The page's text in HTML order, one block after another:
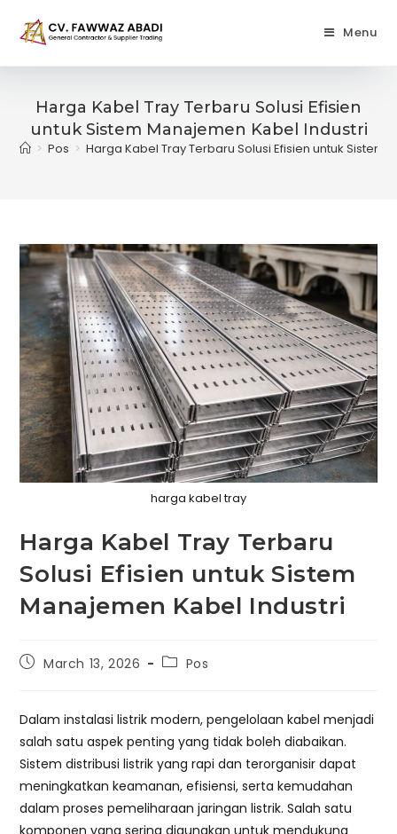
Menu
Harga Kabel Tray Terbaru Solusi Efisien
untuk Sistem Manajemen Kabel Industri
> Pos > Harga Kabel Tray Terbaru Solusi Efisien untuk Sistem
harga kabel tray
Harga Kabel Tray Terbaru
Solusi Efisien untuk Sistem
Manajemen Kabel Industri
PostMarch 13, 2026
PostPos
Dalam instalasi listrik modern, pengelolaan kabel menjadi
salah satu aspek penting yang tidak boleh diabaikan.
Sistem distribusi listrik yang rapi dan terorganisir dapat
meningkatkan keamanan, efisiensi, serta kemudahan
dalam proses pemeliharaan jaringan listrik. Salah satu